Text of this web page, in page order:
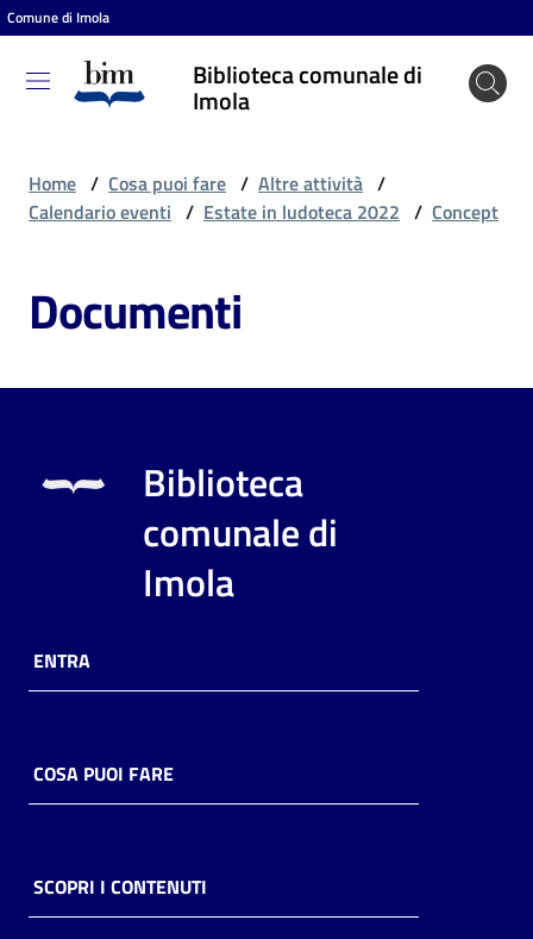
Vai al contenuto
Vai alla navigazione
Vai al footer
Comune di Imola
Biblioteca comunale di
Imola
Biblioteca
comunale
puoi
Risorse
online
Casa
Piani
Home / Cosa puoi fare / Altre attività /
Calendario eventi / Estate in ludoteca 2022 / Concept
Documenti
Biblioteca
comunale di
Imola
ENTRA
COSA PUOI FARE
SCOPRI I CONTENUTI